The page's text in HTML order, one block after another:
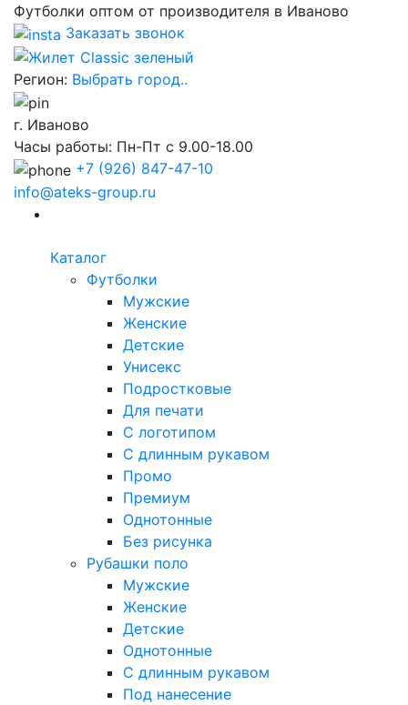
Футболки оптом от производителя в Иваново
Заказать звонок
Регион: Выбрать город..
г. Иваново
Часы работы: Пн-Пт с 9.00-18.00
+7 (926) 847-47-10
info@ateks-group.ru
Каталог
Футболки
Мужские
Женские
Детские
Унисекс
Подростковые
Для печати
С логотипом
С длинным рукавом
Промо
Премиум
Однотонные
Без рисунка
Рубашки поло
Мужские
Женские
Детские
Однотонные
С длинным рукавом
Под нанесение